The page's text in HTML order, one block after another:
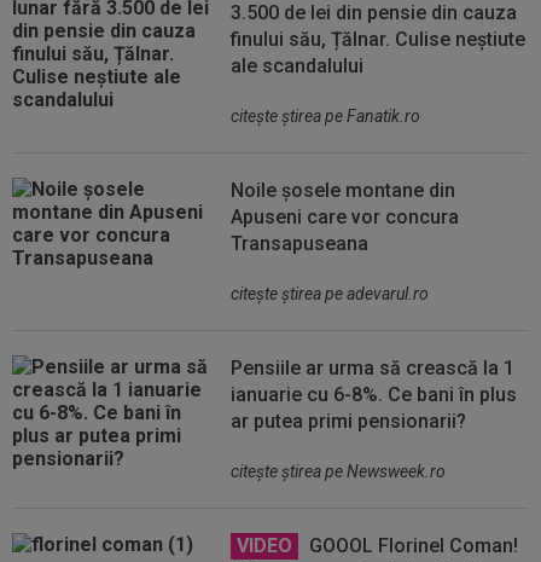
3.500 de lei din pensie din cauza
finului său, Țălnar. Culise neștiute
ale scandalului
citeşte ştirea pe Fanatik.ro
Noile șosele montane din
Apuseni care vor concura
Transapuseana
citeşte ştirea pe adevarul.ro
Pensiile ar urma să crească la 1
ianuarie cu 6-8%. Ce bani în plus
ar putea primi pensionarii?
citeşte ştirea pe Newsweek.ro
VIDEO
GOOOL Florinel Coman!